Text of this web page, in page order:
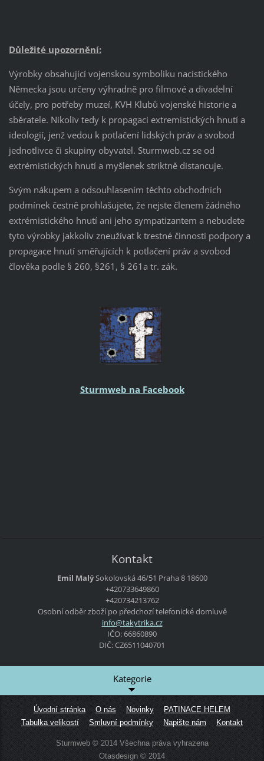
Důležité upozornění:
Výrobky obsahující vojenskou symboliku nacistického
Německa jsou určeny výhradně pro filmové a divadelní
účely, pro potřeby muzeí, KVH Klubů vojenské historie a
sběratele. Nikoliv tedy k propagaci extremistických hnutí a
ideologií, jenž vedou k potlačení lidských práv a svobod
jednotlivce či skupiny obyvatel. Sturmweb.cz se od
extrémistických hnutí a myšlenek striktně distancuje.
Svým nákupem a odsouhlasením těchto obchodních
podmínek čestně prohlašujete, že nejste členem žádného
extrémistického hnutí ani jeho sympatizantem a nebudete
tyto výrobky jakkoliv zneužívat k trestné činnosti podpory a
propagace hnutí směřujících k potlačení práv a svobod
člověka podle § 260, §261, § 261a tr. zák.
Sturmweb na Facebook
Kontakt
Emil MalýSokolovská 46/51 Praha 818600
+420733649860
+420734213762
Osobní odběr zboží po předchozí telefonické domluvě
info@takytrika.cz
IČO: 66860890
DIČ: CZ6511040701
Kategorie
Úvodní stránka O nás Novinky
PATINACE HELEM
Tabulka velikostí
Smluvní podmínky Napište nám Kontakt
Sturmweb © 2014 Všechna práva vyhrazena
Otasdesign © 2014